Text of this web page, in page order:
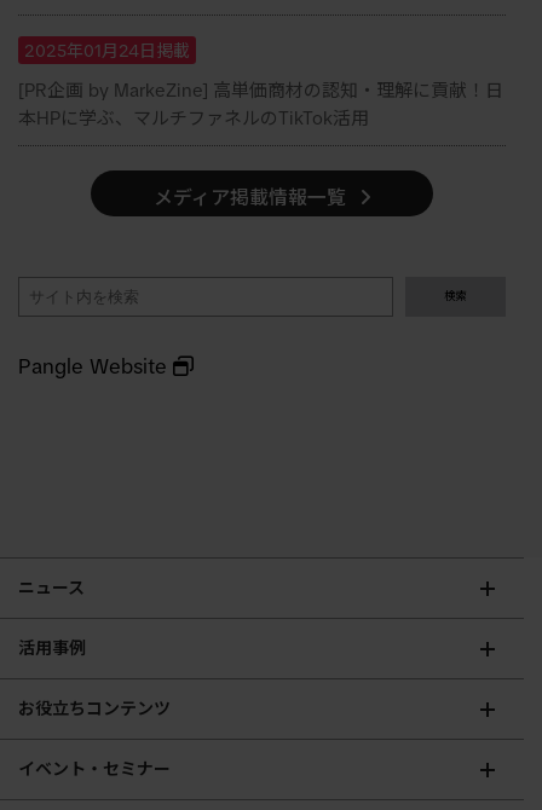
2025年01月24日掲載
[PR企画 by MarkeZine] 高単価商材の認知・理解に貢献！日
本HPに学ぶ、マルチファネルのTikTok活用
メディア掲載情報一覧
検索
Pangle Website
ニュース
活用事例
お役立ちコンテンツ
イベント・セミナー